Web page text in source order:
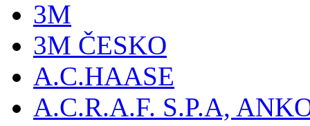
3M
3M ČESKO
A.C.HAASE
A.C.R.A.F. S.P.A,